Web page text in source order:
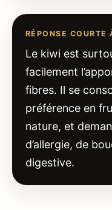
RÉPONSE COURTE
Le kiwi est
facilement
fibres. Il se
préférence en
nature, et
d’allergie, de
digestive.